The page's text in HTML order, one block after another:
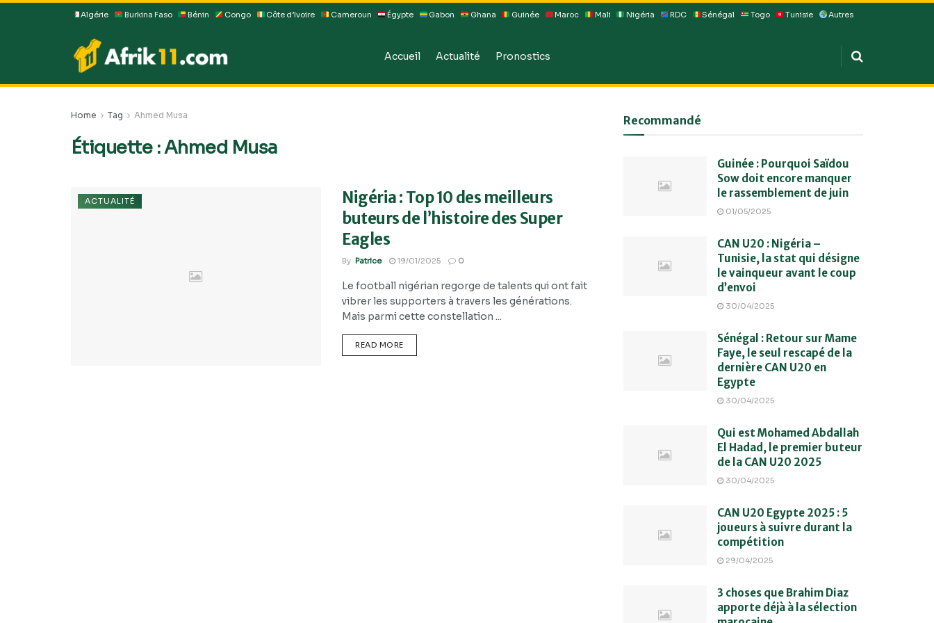
Algérie Burkina Faso Bénin Congo Côte d’Ivoire Cameroun Égypte Gabon Ghana Guinée Maroc Mali Nigéria RDC Sénégal Togo Tunisie Autres
Accueil Actualité Pronostics
Home Tag Ahmed Musa
Étiquette :Ahmed Musa
ACTUALITÉ
Nigéria : Top 10 des meilleurs
buteurs de l’histoire des Super
Eagles
By Patrice 19/01/2025 0
Le football nigérian regorge de talents qui ont fait
vibrer les supporters à travers les générations.
Mais parmi cette constellation ...
READ MORE
Recommandé
Guinée : Pourquoi Saïdou
Sow doit encore manquer
le rassemblement de juin
01/05/2025
CAN U20 : Nigéria –
Tunisie, la stat qui désigne
le vainqueur avant le coup
d’envoi
30/04/2025
Sénégal : Retour sur Mame
Faye, le seul rescapé de la
dernière CAN U20 en
Egypte
30/04/2025
Qui est Mohamed Abdallah
El Hadad, le premier buteur
de la CAN U20 2025
30/04/2025
CAN U20 Egypte 2025 : 5
joueurs à suivre durant la
compétition
29/04/2025
3 choses que Brahim Diaz
apporte déjà à la sélection